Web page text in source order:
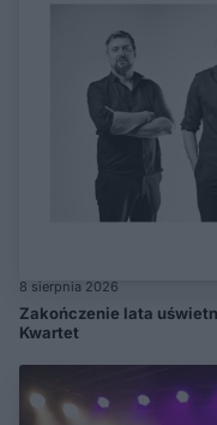
8 sierpnia 2026
Zakończenie lata
Kwartet